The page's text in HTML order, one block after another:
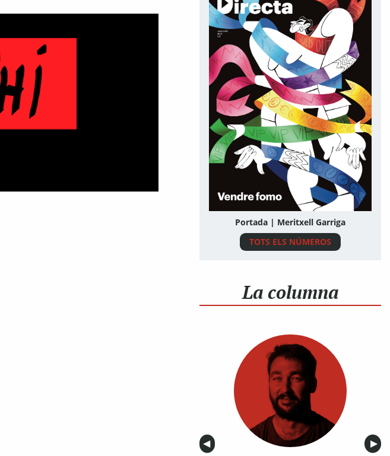
Portada | Meritxell Garriga
TOTS ELS NÚMEROS
La columna
Anterior
◀︎ ▶︎